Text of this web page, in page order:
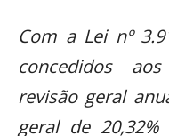
Com a Lei nº
concedidos
revisão geral
geral de